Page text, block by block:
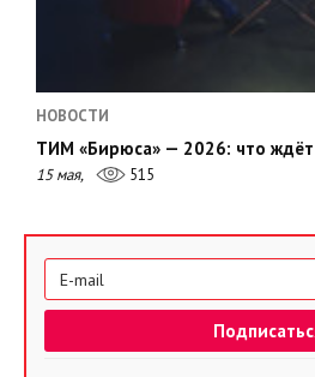
НОВОСТИ
ТИМ «Бирюса» — 2026: что ждёт
15 мая, 515